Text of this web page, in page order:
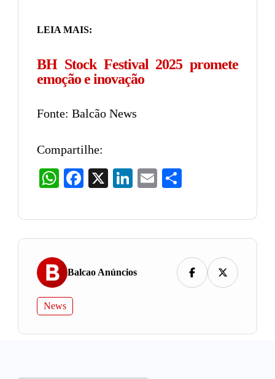
LEIA MAIS:
BH Stock Festival 2025 promete
emoção e inovação
Fonte: Balcão News
Compartilhe:
WhatsAppFacebook LinkedIn
Email
Balcao Anúncios
News